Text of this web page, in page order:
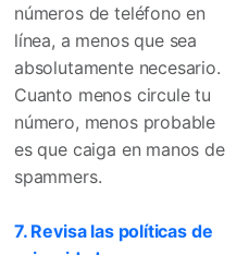
números de teléfono en
línea, a menos que sea
absolutamente necesario.
Cuanto menos circule tu
número, menos probable
es que caiga en manos de
spammers.
7. Revisa las políticas de